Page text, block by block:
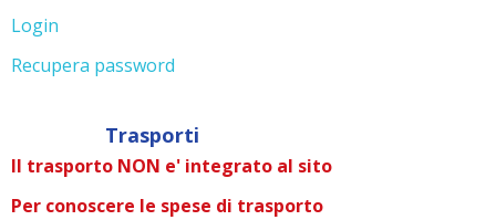
Login
Recupera password
Trasporti
Il trasporto NON e' integrato al sito
Per conoscere le spese di trasporto